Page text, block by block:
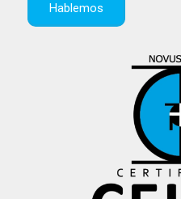
Hablemos